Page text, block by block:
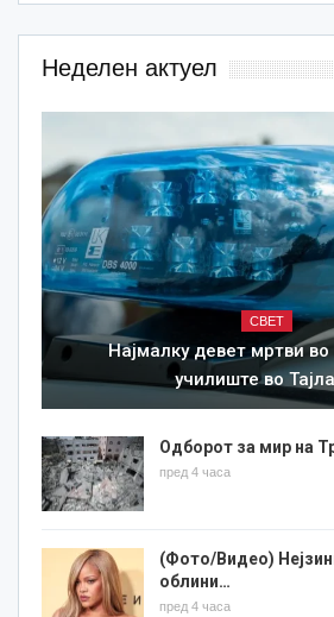
Неделен актуел
СВЕТ
Најмалку девет мртви
училиште во
Одборот за мир на
пред 4 часа
(Фото/Видео)
облини…
пред 4 часа